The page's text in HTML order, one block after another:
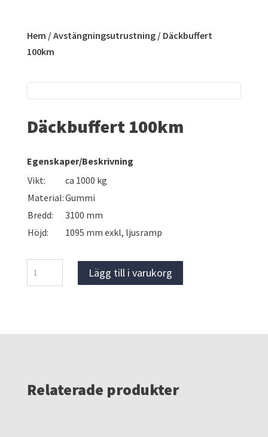
Hem / Avstängningsutrustning/ Däckbuffert
100km
Däckbuffert 100km
Egenskaper/Beskrivning
Vikt:
ca 1000 kg
Material:Gummi
Bredd:
3100 mm
Höjd:
1095 mm exkl, ljusramp
100km
Lägg till i varukorg
Relaterade produkter